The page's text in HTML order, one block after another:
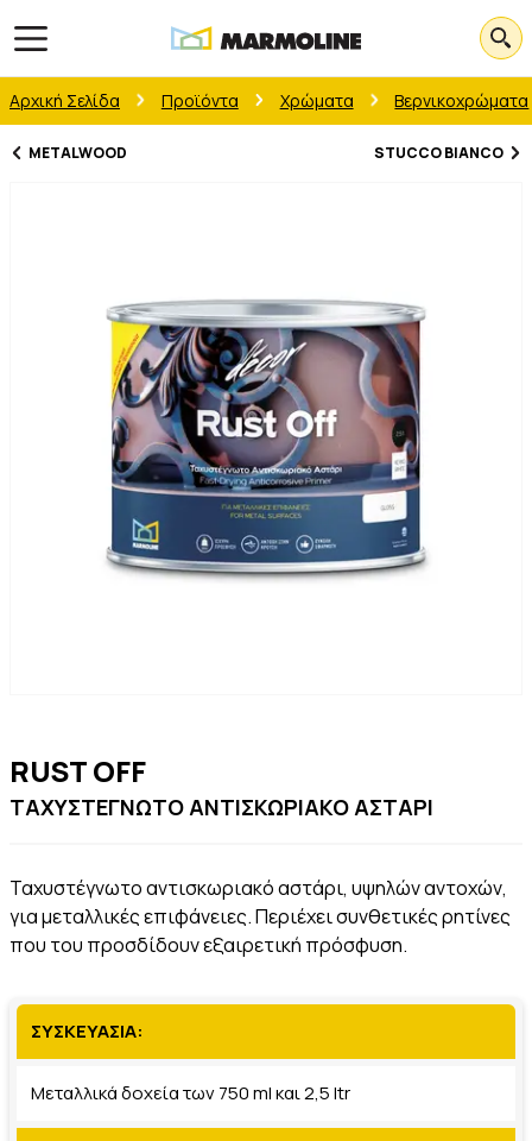
Open main menu
Αρχική Σελίδα Προϊόντα Χρώματα Βερνικοχρώματα
METALWOOD STUCCO BIANCO
RUST OFF
ΤΑΧΥΣΤΕΓΝΩΤΟ ΑΝΤΙΣΚΩΡΙΑΚΟ ΑΣΤΑΡΙ
Ταχυστέγνωτο αντισκωριακό αστάρι, υψηλών αντοχών,
για μεταλλικές επιφάνειες. Περιέχει συνθετικές ρητίνες
που του προσδίδουν εξαιρετική πρόσφυση.
ΣΥΣΚΕΥΑΣΙΑ:
Μεταλλικά δοχεία των 750 ml και 2,5 ltr